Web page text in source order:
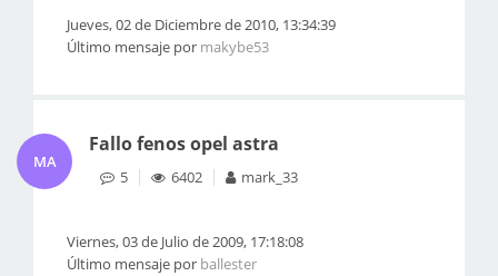
Jueves, 02 de Diciembre de 2010, 13:34:39
Último mensaje por makybe53
MA
Fallo fenos opel astra
5 6402 mark_33
Viernes, 03 de Julio de 2009, 17:18:08
Último mensaje por ballester